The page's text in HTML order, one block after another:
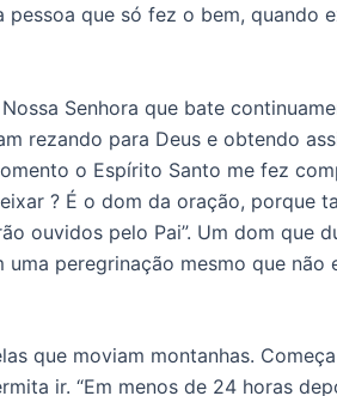
pessoa que só fez o bem, quando
Senhora que bate
rezando para Deus e obtendo
o Espírito Santo me fez
? É o dom da oração, porque
ouvidos pelo Pai”. Um dom que
uma peregrinação mesmo que não
que moviam montanhas.
ir. “Em menos de 24 horas